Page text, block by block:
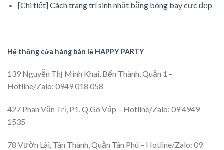
[Chi tiết] Cách trang trí sinh nhật bằng bóng bay cực đẹp
Hệ thống cửa hàng bán lẻ HAPPY PARTY
139 Nguyễn Thị Minh Khai, Bến Thành, Quận 1 –
Hotline/Zalo: 0949 018 058
427 Phan Văn Trị, P1, Q.Gò Vấp – Hotline/Zalo: 09 4949
1535
78 Vườn Lài, Tân Thành, Quận Tân Phú – Hotline/Zalo: 09